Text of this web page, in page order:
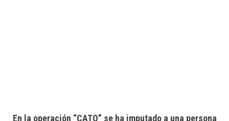
En la operación “CATO” se ha imputado a una persona